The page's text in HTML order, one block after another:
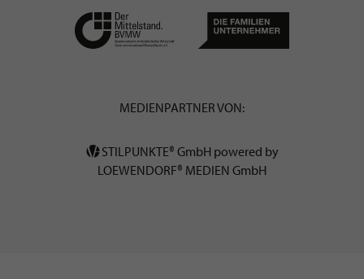
MEDIENPARTNER VON:
STILPUNKTE® GmbH powered by
LOEWENDORF® MEDIEN GmbH